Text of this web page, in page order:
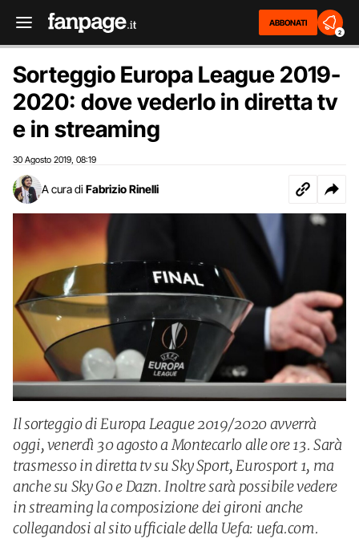
ABBONATI
2
Sorteggio Europa League 2019-
2020: dove vederlo in diretta tv
e in streaming
30 Agosto 2019 08:19
A cura di Fabrizio Rinelli
Il sorteggio di Europa League 2019/2020 avverrà
oggi, venerdì 30 agosto a Montecarlo alle ore 13. Sarà
trasmesso in diretta tv su Sky Sport, Eurosport 1, ma
anche su Sky Go e Dazn. Inoltre sarà possibile vedere
in streaming la composizione dei gironi anche
collegandosi al sito ufficiale della Uefa: uefa.com.